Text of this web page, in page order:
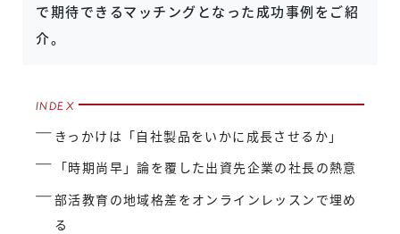
で期待できるマッチングとなった成功事例をご紹
介。
きっかけは「自社製品をいかに成長させるか」
「時期尚早」論を覆した出資先企業の社長の熱意
部活教育の地域格差をオンラインレッスンで埋め
る